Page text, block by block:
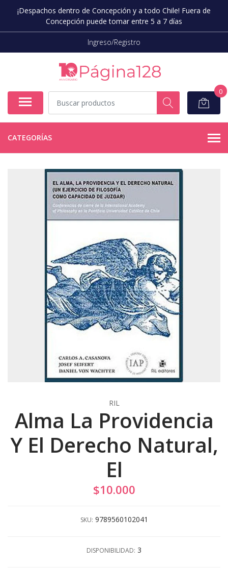
¡Despachos dentro de Concepción y a todo Chile! Fuera de
Concepción puede tomar entre 5 a 7 días
Ingreso/Registro
0
CATEGORÍAS
RIL
Alma La Providencia
Y El Derecho Natural,
El
$10.000
SKU: 9789560102041
DISPONIBILIDAD: 3